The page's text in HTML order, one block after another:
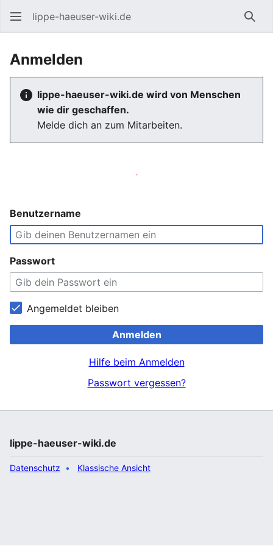
lippe-haeuser-wiki.de
Anmelden
lippe-haeuser-wiki.de wird von Menschen
wie dir geschaffen.
Melde dich an zum Mitarbeiten.
Benutzername
Passwort
Angemeldet bleiben
Anmelden
Hilfe beim Anmelden
Passwort vergessen?
lippe-haeuser-wiki.de
Datenschutz Klassische Ansicht